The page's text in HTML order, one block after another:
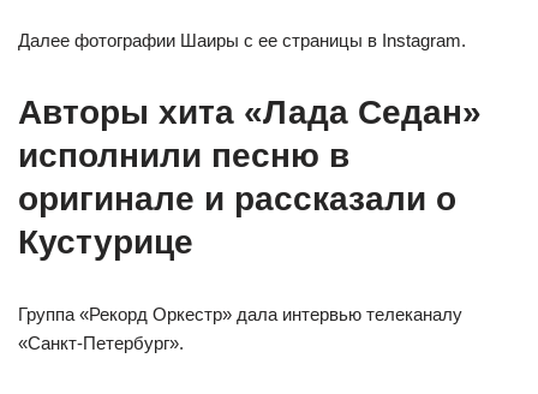
Далее фотографии Шаиры с ее страницы в Instagram.
Авторы хита «Лада Седан»
исполнили песню в
оригинале и рассказали о
Кустурице
Группа «Рекорд Оркестр» дала интервью телеканалу
«Санкт-Петербург».